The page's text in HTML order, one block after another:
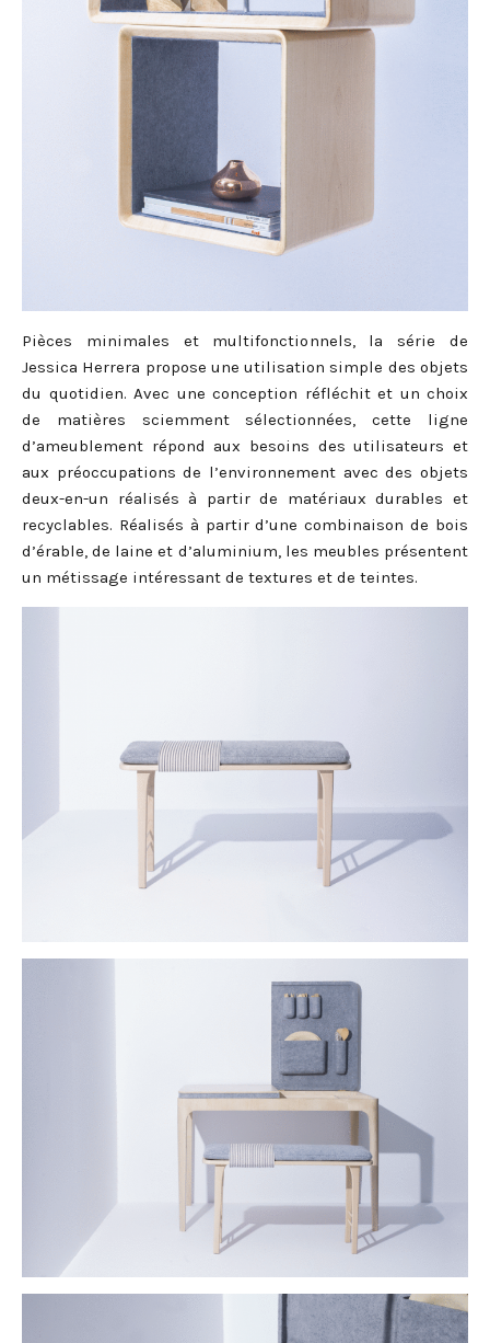
Pièces minimales et multifonctionnels, la série de
Jessica Herrera propose une utilisation simple des objets
du quotidien. Avec une conception réfléchit et un choix
de matières sciemment sélectionnées, cette ligne
d’ameublement répond aux besoins des utilisateurs et
aux préoccupations de l’environnement avec des objets
deux-en-un réalisés à partir de matériaux durables et
recyclables. Réalisés à partir d’une combinaison de bois
d’érable, de laine et d’aluminium, les meubles présentent
un métissage intéressant de textures et de teintes.